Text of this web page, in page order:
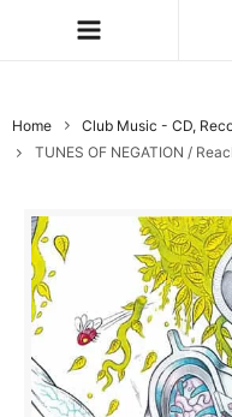
Home Club Music - CD,
TUNES OF NEGATION /